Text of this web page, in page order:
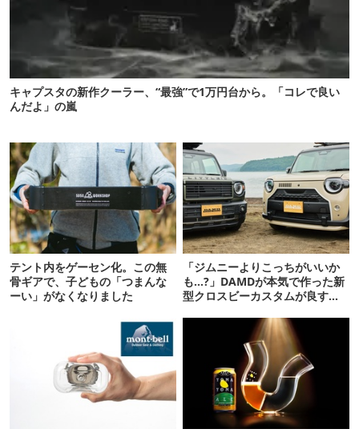
キャプスタの新作クーラー、“最強”で1万円台から。「コレで良い
んだよ」の嵐
テント内をゲーセン化。この無
骨ギアで、子どもの「つまんな
ーい」がなくなりました
「ジムニーよりこっちがいいか
も…?」DAMDが本気で作った新
型クロスビーカスタムが良すぎ